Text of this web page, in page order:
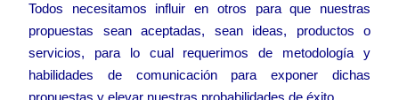
Todos necesitamos influir en otros para que nuestras
propuestas sean aceptadas, sean ideas, productos o
servicios, para lo cual requerimos de metodología y
habilidades de comunicación para exponer dichas
propuestas y elevar nuestras probabilidades de éxito.